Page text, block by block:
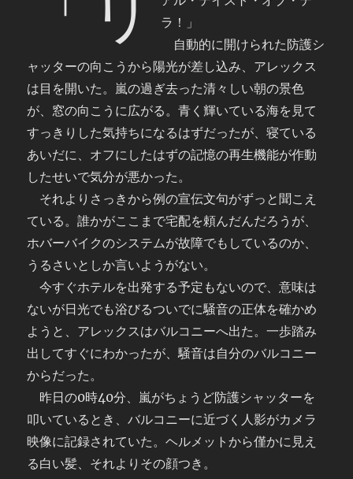
ラ！」
自動的に開けられた防護シ
ャッターの向こうから陽光が差し込み、アレックス
は目を開いた。嵐の過ぎ去った清々しい朝の景色
が、窓の向こうに広がる。青く輝いている海を見て
すっきりした気持ちになるはずだったが、寝ている
あいだに、オフにしたはずの記憶の再生機能が作動
したせいで気分が悪かった。
それよりさっきから例の宣伝文句がずっと聞こえ
ている。誰かがここまで宅配を頼んだんだろうが、
ホバーバイクのシステムが故障でもしているのか、
うるさいとしか言いようがない。
今すぐホテルを出発する予定もないので、意味は
ないが日光でも浴びるついでに騒音の正体を確かめ
ようと、アレックスはバルコニーへ出た。一歩踏み
出してすぐにわかったが、騒音は自分のバルコニー
からだった。
昨日の0時40分、嵐がちょうど防護シャッターを
叩いているとき、バルコニーに近づく人影がカメラ
映像に記録されていた。ヘルメットから僅かに見え
る白い髪、それよりその顔つき。